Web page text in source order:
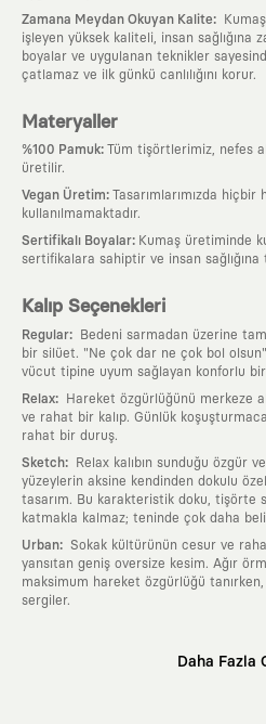
Zamana Meydan Okuyan Kalite:
işleyen yüksek kaliteli, insan sağlığına
boyalar ve uygulanan teknikler
çatlamaz ve ilk günkü canlılığını korur.
Materyaller
%100 Pamuk: Tüm tişörtlerimiz, nefes
üretilir.
Vegan Üretim: Tasarımlarımızda hiçbir
kullanılmamaktadır.
Sertifikalı Boyalar: Kumaş üretiminde
sertifikalara sahiptir ve insan sağlığına
Kalıp Seçenekleri
Regular:
Bedeni sarmadan üzerine
bir silüet. "Ne çok dar ne çok bol
vücut tipine uyum sağlayan konforlu bir
Relax:
Hareket özgürlüğünü merkeze
ve rahat bir kalıp. Günlük
rahat bir duruş.
Sketch:
Relax kalıbın sunduğu özgür
yüzeylerin aksine kendinden dokulu
tasarım. Bu karakteristik doku, tişörte
katmakla kalmaz; teninde çok daha
Urban: Sokak kültürünün cesur ve
yansıtan geniş oversize kesim. Ağır
maksimum hareket özgürlüğü
sergiler.
Daha Fazla